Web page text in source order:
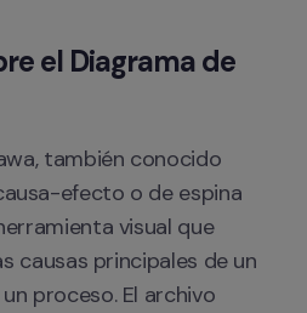
el Diagrama de
también conocido
efecto o de espina
visual que
causas principales de un
proceso. El archivo